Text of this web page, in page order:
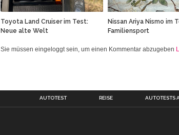
Toyota Land Cruiser im Test:
Neue alte Welt
Nissan Ariya Nismo im
Familiensport
Sie müssen eingeloggt sein, um einen Kommentar abzugeben
AUTOTEST REISE AUTOTESTS